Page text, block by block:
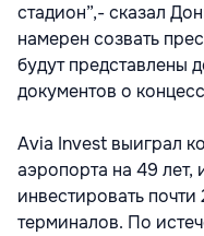
стадион”,- сказал
намерен созвать
будут представлены
документов о
Avia Invest выиграл
аэропорта на 49 лет,
инвестировать
терминалов. По